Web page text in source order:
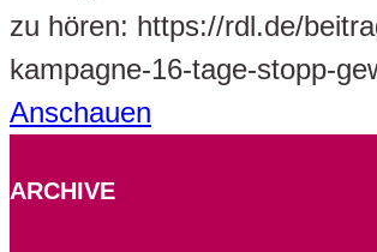
zu hören: https://rdl.de/
kampagne-16-tage-stopp-
Anschauen
ARCHIVE